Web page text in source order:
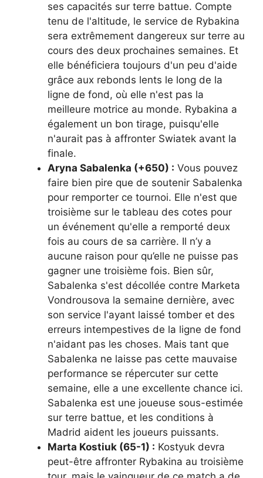
ses capacités sur terre battue. Compte
tenu de l'altitude, le service de Rybakina
sera extrêmement dangereux sur terre au
cours des deux prochaines semaines. Et
elle bénéficiera toujours d'un peu d'aide
grâce aux rebonds lents le long de la
ligne de fond, où elle n'est pas la
meilleure motrice au monde. Rybakina a
également un bon tirage, puisqu'elle
n'aurait pas à affronter Swiatek avant la
finale.
Aryna Sabalenka (+650) : Vous pouvez
faire bien pire que de soutenir Sabalenka
pour remporter ce tournoi. Elle n'est que
troisième sur le tableau des cotes pour
un événement qu'elle a remporté deux
fois au cours de sa carrière. Il n’y a
aucune raison pour qu’elle ne puisse pas
gagner une troisième fois. Bien sûr,
Sabalenka s'est décollée contre Marketa
Vondrousova la semaine dernière, avec
son service l'ayant laissé tomber et des
erreurs intempestives de la ligne de fond
n'aidant pas les choses. Mais tant que
Sabalenka ne laisse pas cette mauvaise
performance se répercuter sur cette
semaine, elle a une excellente chance ici.
Sabalenka est une joueuse sous-estimée
sur terre battue, et les conditions à
Madrid aident les joueurs puissants.
Marta Kostiuk (65-1) : Kostyuk devra
peut-être affronter Rybakina au troisième